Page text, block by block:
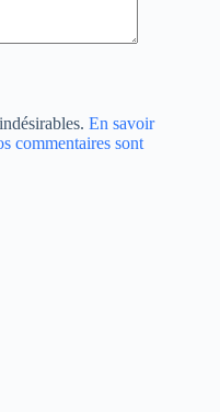
En savoir
commentaires sont